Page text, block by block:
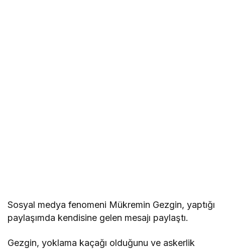
Sosyal medya fenomeni Mükremin Gezgin, yaptığı
paylaşımda kendisine gelen mesajı paylaştı.
Gezgin, yoklama kaçağı olduğunu ve askerlik